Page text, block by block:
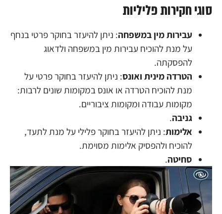
סוגי חקירות פליליות
עבירות מין במשפחה: ניתן להיעזר בחוקר פרטי בנחף
על מנת להוכיח עבירות מין במשפחה ולדאוג
להפסקתה.
הטרדה מינית ואונס: ניתן להיעזר בחוקר פרטי על
מנת להוכיח הטרדה או אונס במקומות שונים לרבות:
מקומות עבודה ומקומות ציבוריים.
גניבה.
אלימות: ניתן להיעזר בחוקר פלילי על מנת לתעד,
להוכיח ולהפסיק אלימות מסוימת.
סחיטה.